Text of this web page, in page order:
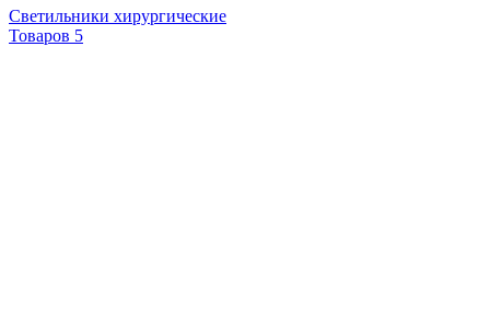
Светильники хирургические
Товаров 5